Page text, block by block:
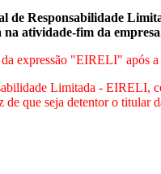
Responsabilidade
na atividade-fim da
expressão "EIRELI" após
Limitada - EIRELI,
que seja detentor o titular